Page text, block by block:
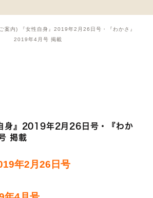
案内) 『女性自身』2019年2月26日号・『わかさ』
2019年4月号 掲載
身』2019年2月26日号・『わか
掲載
年2月26日号